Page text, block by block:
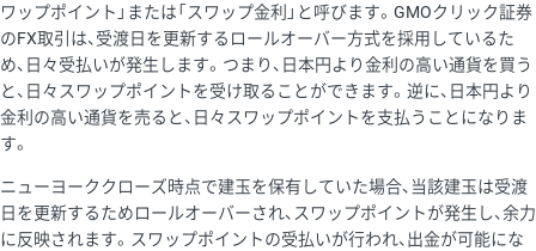
ワップポイント」または「スワップ金利」と呼びます。GMOクリック証券
のFX取引は、受渡日を更新するロールオーバー方式を採用しているた
め、日々受払いが発生します。つまり、日本円より金利の高い通貨を買う
と、日々スワップポイントを受け取ることができます。逆に、日本円より
金利の高い通貨を売ると、日々スワップポイントを支払うことになりま
す。
ニューヨーククローズ時点で建玉を保有していた場合、当該建玉は受渡
日を更新するためロールオーバーされ、スワップポイントが発生し、余力
に反映されます。スワップポイントの受払いが行われ、出金が可能にな